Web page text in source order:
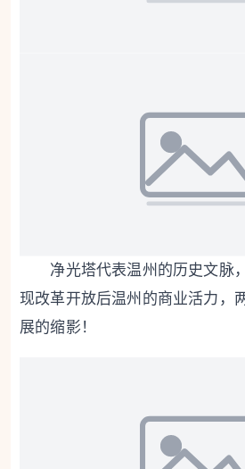
净光塔代表温州的历史文脉
现改革开放后温州的商业活力，
展的缩影！